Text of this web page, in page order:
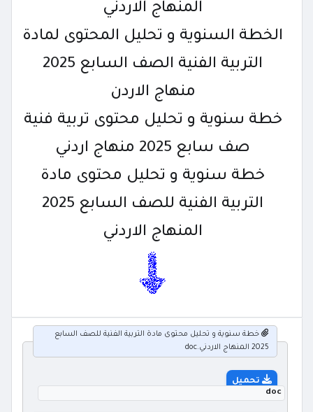
المنهاج الاردني
الخطة السنوية و تحليل المحتوى لمادة
التربية الفنية الصف السابع 2025
منهاج الاردن
خطة سنوية و تحليل محتوى تربية فنية
صف سابع 2025 منهاج اردني
خطة سنوية و تحليل محتوى مادة
التربية الفنية للصف السابع 2025
المنهاج الاردني
خطة سنوية و تحليل محتوى مادة التربية الفنية للصف السابع
2025 المنهاج الاردني.doc
تحميل
doc